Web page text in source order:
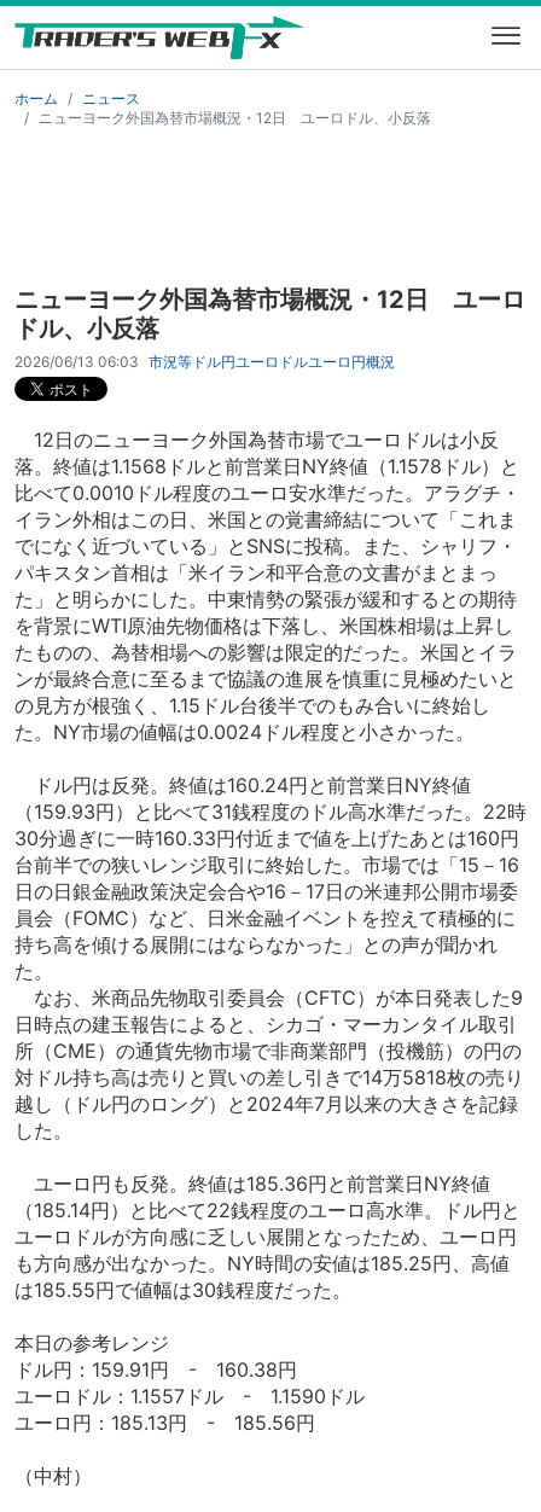
ホーム
ニュース
ニューヨーク外国為替市場概況・12日 ユーロドル、小反落
ニューヨーク外国為替市場概況・12日 ユーロ
ドル、小反落
2026/06/13 06:03 市況等 ドル円ユーロドルユーロ円概況
12日のニューヨーク外国為替市場でユーロドルは小反
落。終値は1.1568ドルと前営業日NY終値（1.1578ドル）と
比べて0.0010ドル程度のユーロ安水準だった。アラグチ・
イラン外相はこの日、米国との覚書締結について「これま
でになく近づいている」とSNSに投稿。また、シャリフ・
パキスタン首相は「米イラン和平合意の文書がまとまっ
た」と明らかにした。中東情勢の緊張が緩和するとの期待
を背景にWTI原油先物価格は下落し、米国株相場は上昇し
たものの、為替相場への影響は限定的だった。米国とイラ
ンが最終合意に至るまで協議の進展を慎重に見極めたいと
の見方が根強く、1.15ドル台後半でのもみ合いに終始し
た。NY市場の値幅は0.0024ドル程度と小さかった。
ドル円は反発。終値は160.24円と前営業日NY終値
（159.93円）と比べて31銭程度のドル高水準だった。22時
30分過ぎに一時160.33円付近まで値を上げたあとは160円
台前半での狭いレンジ取引に終始した。市場では「15－16
日の日銀金融政策決定会合や16－17日の米連邦公開市場委
員会（FOMC）など、日米金融イベントを控えて積極的に
持ち高を傾ける展開にはならなかった」との声が聞かれ
た。
なお、米商品先物取引委員会（CFTC）が本日発表した9
日時点の建玉報告によると、シカゴ・マーカンタイル取引
所（CME）の通貨先物市場で非商業部門（投機筋）の円の
対ドル持ち高は売りと買いの差し引きで14万5818枚の売り
越し（ドル円のロング）と2024年7月以来の大きさを記録
した。
ユーロ円も反発。終値は185.36円と前営業日NY終値
（185.14円）と比べて22銭程度のユーロ高水準。ドル円と
ユーロドルが方向感に乏しい展開となったため、ユーロ円
も方向感が出なかった。NY時間の安値は185.25円、高値
は185.55円で値幅は30銭程度だった。
本日の参考レンジ
ドル円：159.91円 - 160.38円
ユーロドル：1.1557ドル - 1.1590ドル
ユーロ円：185.13円 - 185.56円
（中村）